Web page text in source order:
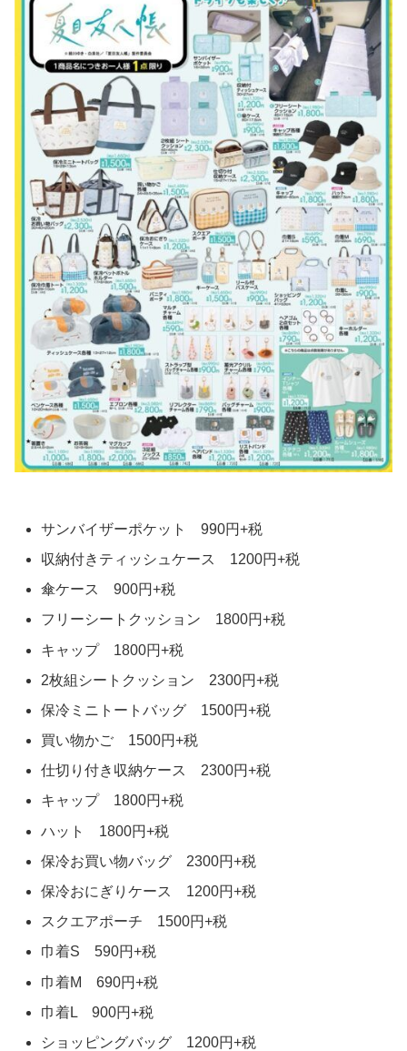
サンバイザーポケット 990円+税
収納付きティッシュケース 1200円+税
傘ケース 900円+税
フリーシートクッション 1800円+税
キャップ 1800円+税
2枚組シートクッション 2300円+税
保冷ミニトートバッグ 1500円+税
買い物かご 1500円+税
仕切り付き収納ケース 2300円+税
キャップ 1800円+税
ハット 1800円+税
保冷お買い物バッグ 2300円+税
保冷おにぎりケース 1200円+税
スクエアポーチ 1500円+税
巾着S 590円+税
巾着M 690円+税
巾着L 900円+税
ショッピングバッグ 1200円+税